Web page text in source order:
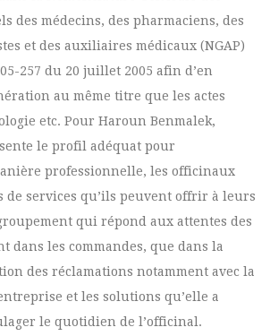
des médecins, des pharmaciens, des
et des auxiliaires médicaux (NGAP)
257 du 20 juillet 2005 afin d’en
au même titre que les actes
etc. Pour Haroun Benmalek,
le profil adéquat pour
professionnelle, les officinaux
de services qu’ils peuvent offrir à leurs
qui répond aux attentes des
dans les commandes, que dans la
des réclamations notamment avec la
et les solutions qu’elle a
le quotidien de l’officinal.